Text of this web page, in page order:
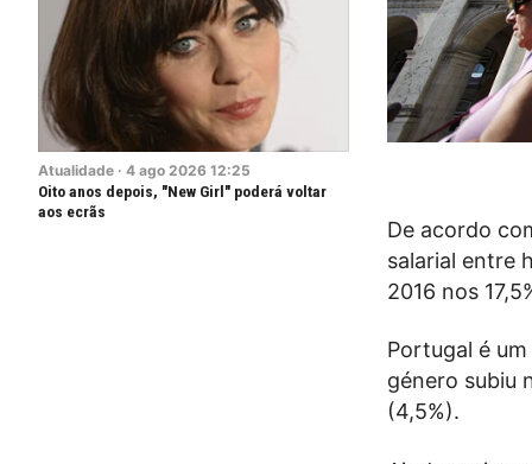
Atualidade · 4 ago 2026 12:25
Oito anos depois, "New Girl" poderá voltar
aos ecrãs
De acordo
salarial entre
2016 nos
Portugal é
género subiu
(4,5%).